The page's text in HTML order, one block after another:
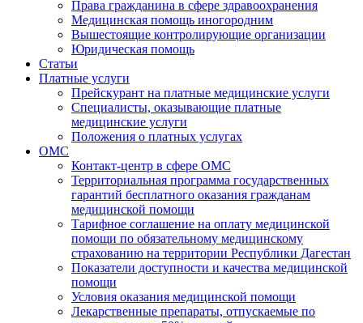
Права гражданина в сфере здравоохранения
Медицинская помощь иногородним
Вышестоящие контролирующие организации
Юридическая помощь
Статьи
Платные услуги
Прейскурант на платные медицинские услуги
Специалисты, оказывающие платные
медицинские услуги
Положения о платных услугах
ОМС
Контакт-центр в сфере ОМС
Территориальная программа государственных
гарантий бесплатного оказания гражданам
медицинской помощи
Тарифное соглашение на оплату медицинской
помощи по обязательному медицинскому
страхованию на территории Республики Дагестан
Показатели доступности и качества медицинской
помощи
Условия оказания медицинской помощи
Лекарственные препараты, отпускаемые по